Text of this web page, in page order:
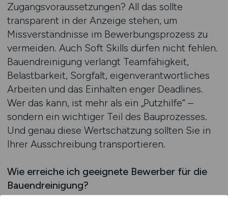
Zugangsvoraussetzungen? All das sollte
transparent in der Anzeige stehen, um
Missverständnisse im Bewerbungsprozess zu
vermeiden. Auch Soft Skills dürfen nicht fehlen.
Bauendreinigung verlangt Teamfähigkeit,
Belastbarkeit, Sorgfalt, eigenverantwortliches
Arbeiten und das Einhalten enger Deadlines.
Wer das kann, ist mehr als ein „Putzhilfe“ –
sondern ein wichtiger Teil des Bauprozesses.
Und genau diese Wertschätzung sollten Sie in
Ihrer Ausschreibung transportieren.
Wie erreiche ich geeignete Bewerber für die
Bauendreinigung?
Neben dem Inhalt der Anzeige spielt die